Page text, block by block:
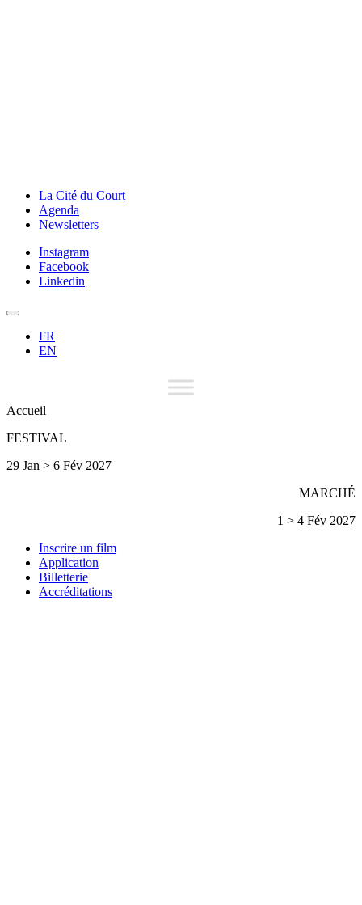
La Cité du Court
Agenda
Newsletters
Instagram
Facebook
Linkedin
FR
EN
Accueil
FESTIVAL
29 Jan > 6 Fév 2027
MARCHÉ
1 > 4 Fév 2027
Inscrire un film
Application
Billetterie
Accréditations